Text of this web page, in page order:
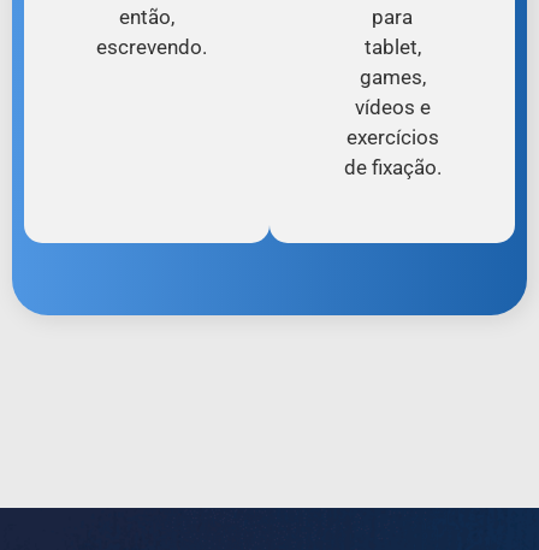
então,
escrevendo.
para
tablet,
games,
vídeos e
exercícios
de fixação.